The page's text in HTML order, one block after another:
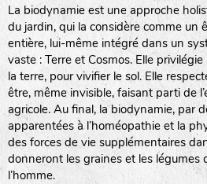
La biodynamie est une approche
du jardin, qui la considère comme un
entière, lui-même intégré dans un
vaste : Terre et Cosmos. Elle
la terre, pour vivifier le sol. Elle
être, même invisible, faisant parti de
agricole. Au final, la biodynamie, par
apparentées à l’homéopathie et la
des forces de vie supplémentaires
donneront les graines et les légumes
l’homme.
LA RÉFÉRENCE :F BEL20BPA1A (en
F : Fleurs.
Les autres catégories étant :
biodiversité